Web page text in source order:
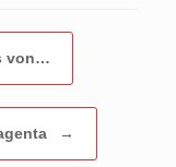
von…
→